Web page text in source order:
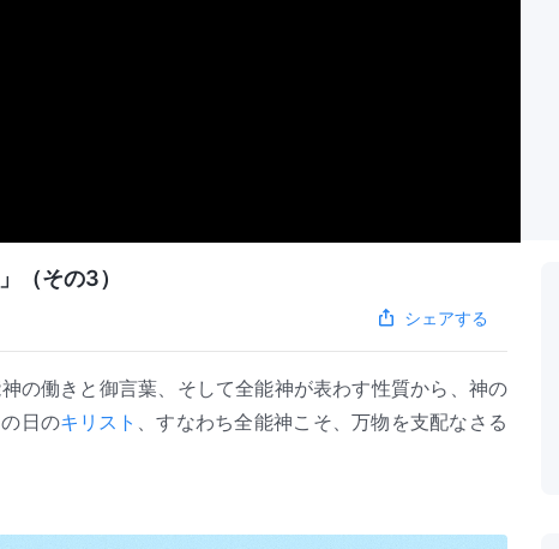
（その3）
シェアする
の働きと御言葉、そして全能神が表わす性質から、神の
日のキリスト
、すなわち全能神こそ、万物を支配なさる